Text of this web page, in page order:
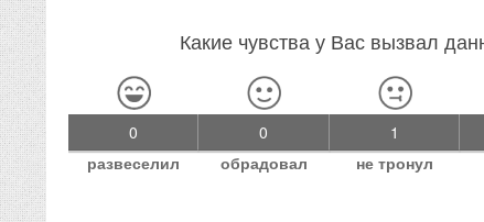
Какие чувства у Вас вызвал
0
развеселил
0
обрадовал
1
не тронул